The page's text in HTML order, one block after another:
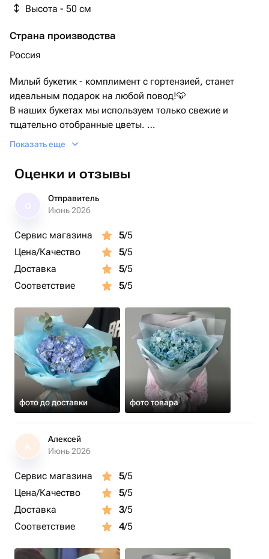
Высота - 50 см
Страна производства
Россия
Милый букетик - комплимент с гортензией, станет
идеальным подарок на любой повод!🩵
В наших букетах мы используем только свежие и
тщательно отобранные цветы.
Инструкция по уходу:
чистую вазу с прохладной водой (меняйте ежедневно)
- Держите вдали от прямого солнечного света,
сквозняков и отопительных приборов
- Не ставьте рядом с фруктами (они выделяют этилен и
- Опрыскивайте шапку гортензии из пульверизатора
несколько раз в день
Так букет будет радовать вас как можно дольше!
Показать еще
Оценки и отзывы
Отправитель
Июнь 2026
Сервис магазина 5/5
Цена/Качество
5/5
Доставка
5/5
Соответствие
5/5
фото до доставки фото товара
А
Алексей
Июнь 2026
Сервис магазина 5/5
Цена/Качество
5/5
Доставка
3/5
Соответствие
4/5